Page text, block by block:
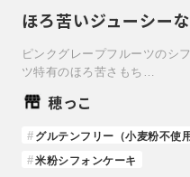
ほろ苦いジューシー
ピンクグレープフルーツのシ
ツ特有のほろ苦さもち…
穂っこ
グルテンフリー（小麦粉不使用
米粉シフォンケーキ